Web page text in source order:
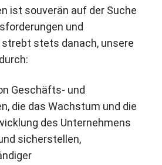
ist souverän auf der Suche
und
stets danach, unsere
Geschäfts- und
die das Wachstum und die
des Unternehmens
sicherstellen,